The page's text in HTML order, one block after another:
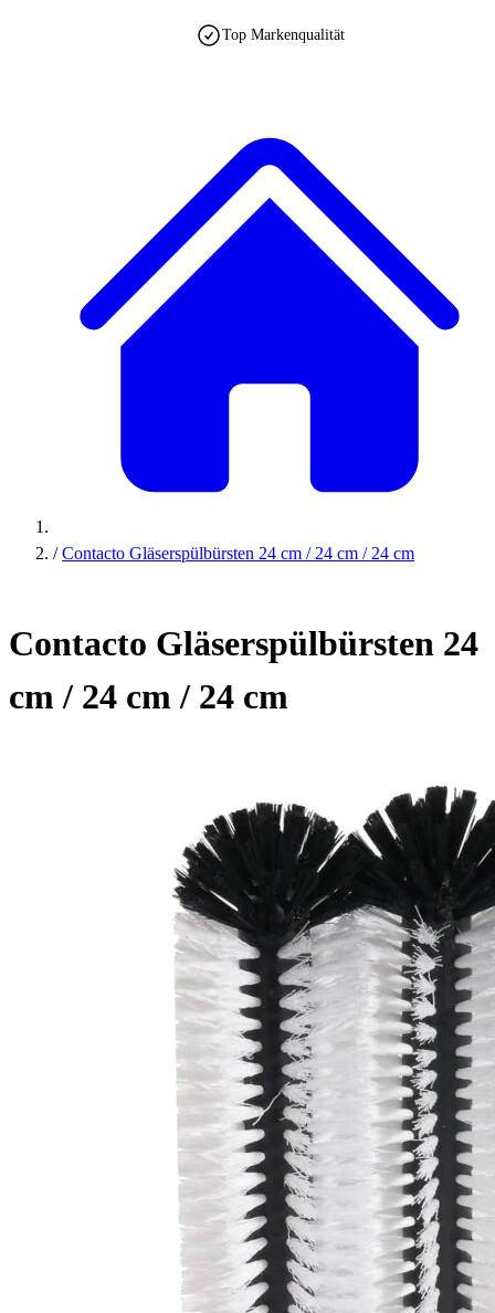
Top Markenqualität
/ Contacto Gläserspülbürsten 24 cm / 24 cm / 24 cm
Contacto Gläserspülbürsten 24
cm / 24 cm / 24 cm